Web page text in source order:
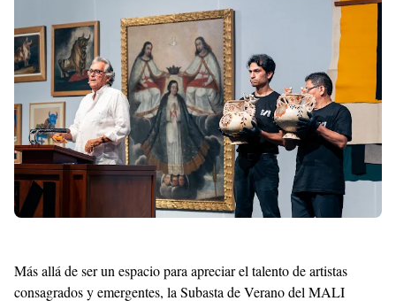
Más allá de ser un espacio para apreciar el talento de artistas
consagrados y emergentes, la Subasta de Verano del MALI